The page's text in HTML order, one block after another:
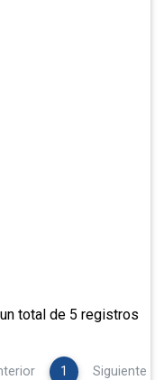
total de 5 registros
1 Siguiente